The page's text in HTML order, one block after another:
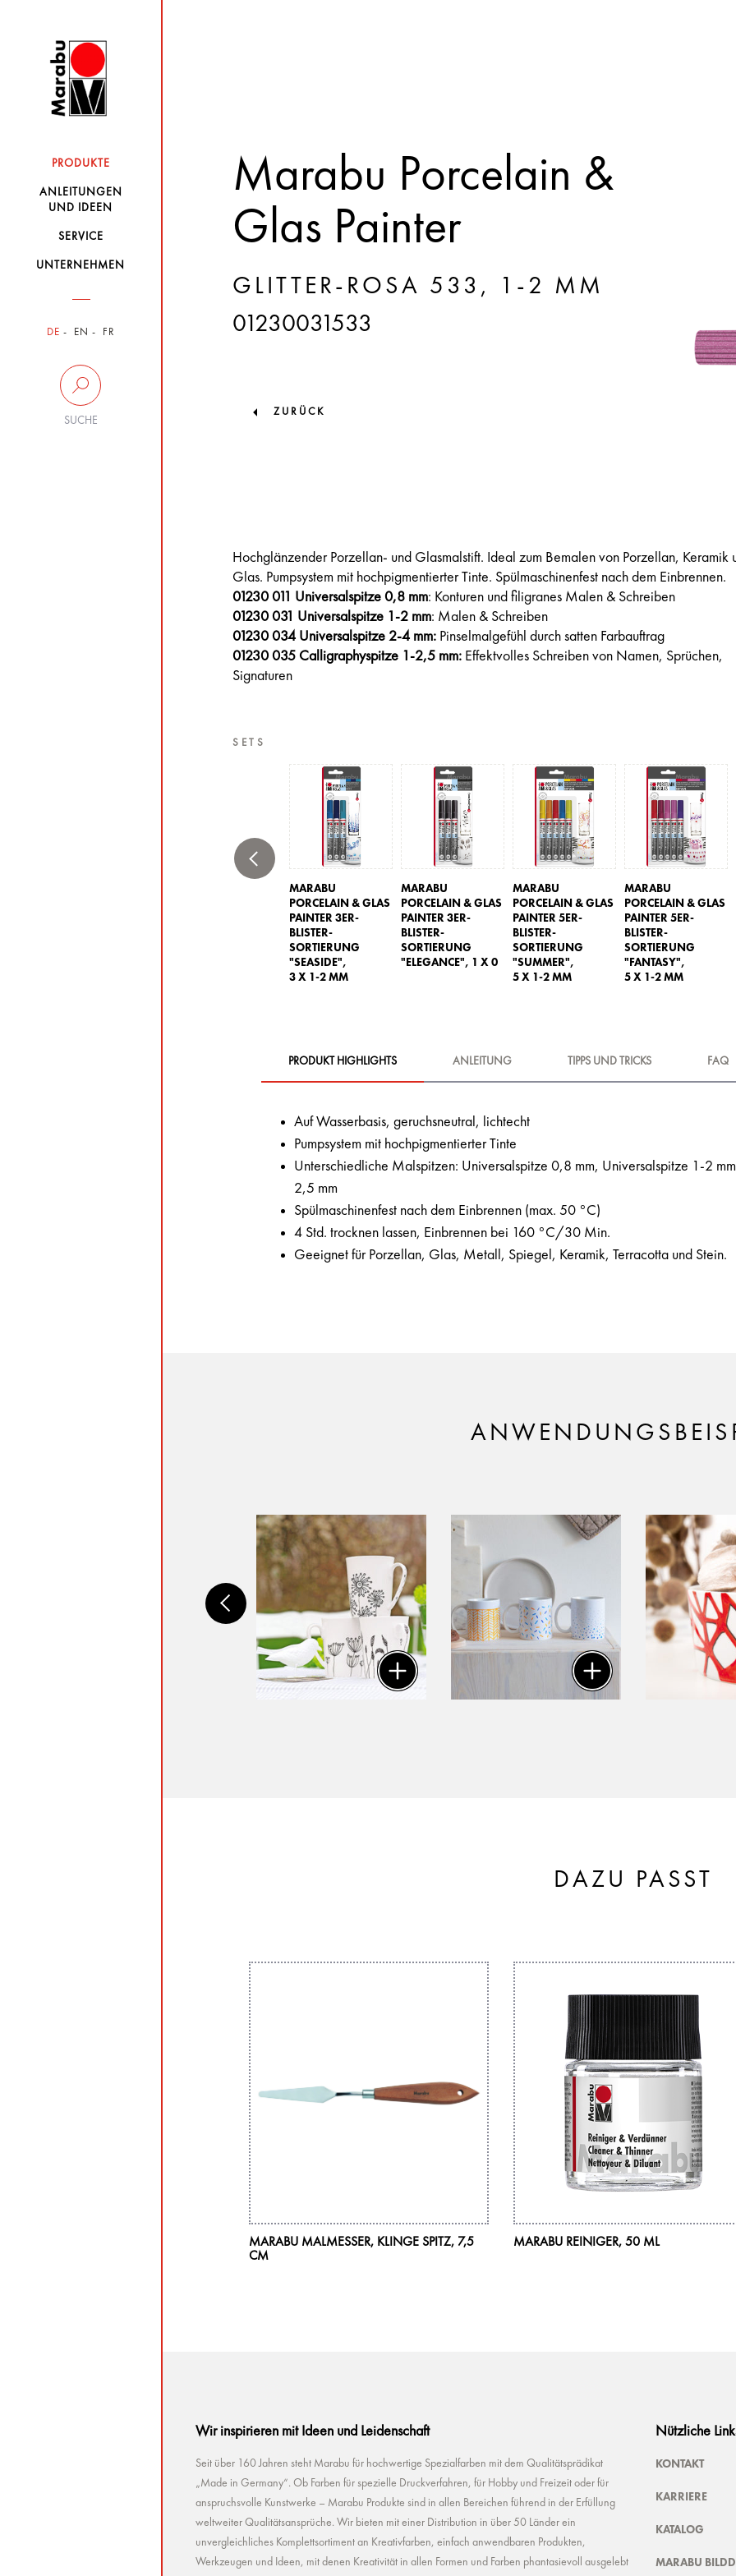
PRODUKTE
ANLEITUNGEN
UND IDEEN
SERVICE
UNTERNEHMEN
DE EN FR
SUCHE
Marabu Porcelain &
Glas Painter
GLITTER-ROSA 533, 1-2 MM
01230031533
ZURÜCK
Hochglänzender Porzellan- und Glasmalstift. Ideal zum Bemalen von Porzellan, Keramik
Glas. Pumpsystem mit hochpigmentierter Tinte. Spülmaschinenfest nach dem Einbrennen.
01230 011 Universalspitze 0,8 mm: Konturen und filigranes Malen & Schreiben
01230 031 Universalspitze 1-2 mm: Malen & Schreiben
01230 034 Universalspitze 2-4 mm: Pinselmalgefühl durch satten Farbauftrag
01230 035 Calligraphyspitze 1-2,5 mm: Effektvolles Schreiben von Namen, Sprüchen,
Signaturen
SETS
MARABU
PORCELAIN & GLAS
PAINTER 3ER-
BLISTER-
SORTIERUNG
"SEASIDE",
3 X 1-2 MM
MARABU
PORCELAIN & GLAS
PAINTER 3ER-
BLISTER-
SORTIERUNG
"ELEGANCE", 1 X 0
MARABU
PORCELAIN & GLAS
PAINTER 5ER-
BLISTER-
SORTIERUNG
"SUMMER",
5 X 1-2 MM
MARABU
PORCELAIN & GLAS
PAINTER 5ER-
BLISTER-
SORTIERUNG
"FANTASY",
5 X 1-2 MM
PRODUKT HIGHLIGHTS ANLEITUNG TIPPS UND TRICKS FAQ
Auf Wasserbasis, geruchsneutral, lichtecht
Pumpsystem mit hochpigmentierter Tinte
Unterschiedliche Malspitzen: Universalspitze 0,8 mm, Universalspitze 1-2
2,5 mm
Spülmaschinenfest nach dem Einbrennen (max. 50 °C)
4 Std. trocknen lassen, Einbrennen bei 160 °C/30 Min.
Geeignet für Porzellan, Glas, Metall, Spiegel, Keramik, Terracotta und Stein.
DAZU PASST
MARABU MALMESSER, KLINGE SPITZ, 7,5
CM
MARABU REINIGER, 50 ML
Wir inspirieren mit Ideen und Leidenschaft
Seit über 160 Jahren steht Marabu für hochwertige Spezialfarben mit dem Qualitätsprädikat
„Made in Germany“. Ob Farben für spezielle Druckverfahren, für Hobby und Freizeit oder für
anspruchsvolle Kunstwerke – Marabu Produkte sind in allen Bereichen führend in der Erfüllung
weltweiter Qualitätsansprüche. Wir bieten mit einer Distribution in über 50 Länder ein
unvergleichliches Komplettsortiment an Kreativfarben, einfach anwendbaren Produkten,
Werkzeugen und Ideen, mit denen Kreativität in allen Formen und Farben phantasievoll ausgelebt
Nützliche
KONTAKT
KARRIERE
KATALOG
MARABU